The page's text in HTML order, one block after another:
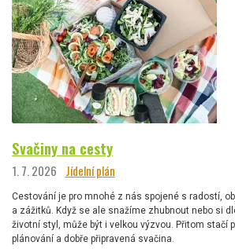
Svačiny na cesty
1. 7. 2026 Jídelní plán
Cestování je pro mnohé z nás spojené s radostí,
a zážitků. Když se ale snažíme zhubnout nebo si
životní styl, může být i velkou výzvou. Přitom stačí
plánování a dobře připravená svačina.